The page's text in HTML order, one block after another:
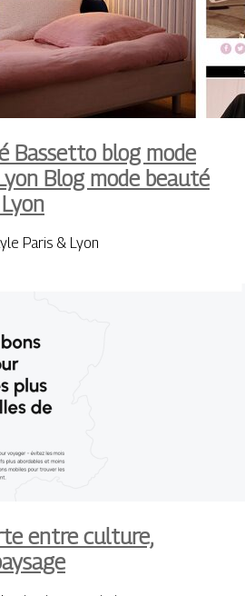
Bassetto blog mode
Blog mode beauté
Paris & Lyon
entre culture,